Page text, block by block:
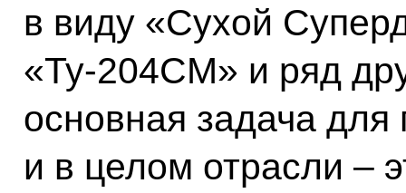
в виду «Сухой
«Ту-204СМ» и ряд
основная задача
и в целом отрасли –